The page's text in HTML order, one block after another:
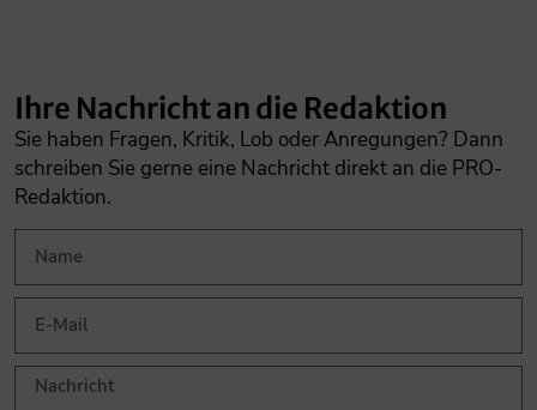
Ihre Nachricht an die Redaktion
Sie haben Fragen, Kritik, Lob oder Anregungen? Dann
schreiben Sie gerne eine Nachricht direkt an die PRO-
Redaktion.